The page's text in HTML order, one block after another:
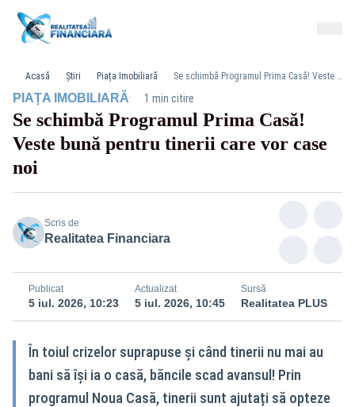
Acasă Știri Piața Imobiliară Se schimbă Programul Prima Casă! Veste bună pentru tinerii care vor case noi
PIAȚA IMOBILIARĂ· 1 min citire
Se schimbă Programul Prima Casă!
Veste bună pentru tinerii care vor case
noi
Scris de
Realitatea Financiara
Publicat
5 iul. 2026, 10:23
Actualizat
5 iul. 2026, 10:45
Sursă
Realitatea PLUS
În toiul crizelor suprapuse și când tinerii nu mai au
bani să își ia o casă, băncile scad avansul! Prin
programul Noua Casă, tinerii sunt ajutați să opteze